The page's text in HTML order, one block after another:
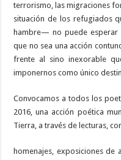
terrorismo, las migraciones
situación de los refugiados
hambre— no puede esperar
que no sea una acción
frente al sino inexorable
imponernos como único
Convocamos a todos los
2016, una acción poética
Tierra, a través de lecturas,
homenajes, exposiciones de